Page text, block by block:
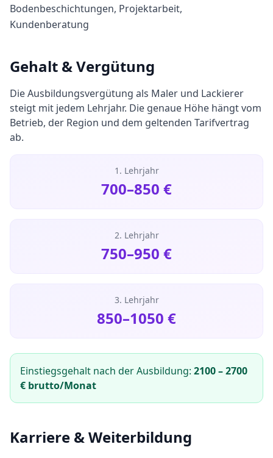
Bodenbeschichtungen, Projektarbeit,
Kundenberatung
Gehalt & Vergütung
Die Ausbildungsvergütung als Maler und Lackierer
steigt mit jedem Lehrjahr. Die genaue Höhe hängt vom
Betrieb, der Region und dem geltenden Tarifvertrag
ab.
1. Lehrjahr
700–850 €
2. Lehrjahr
750–950 €
3. Lehrjahr
850–1050 €
Einstiegsgehalt nach der Ausbildung: 2100–2700
€ brutto/Monat
Karriere & Weiterbildung